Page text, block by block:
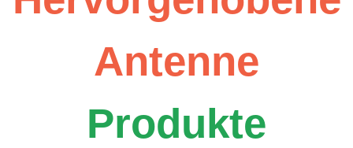
Antenne
Produkte